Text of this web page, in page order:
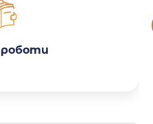
роботи